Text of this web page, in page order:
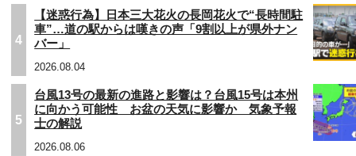
4
【迷惑行為】日本三大花火の長岡花火で“長時間駐
車”…道の駅からは嘆きの声「9割以上が県外ナン
バー」
2026.08.04
5
台風13号の最新の進路と影響は？台風15号は本州
に向かう可能性 お盆の天気に影響か 気象予報
士の解説
2026.08.06